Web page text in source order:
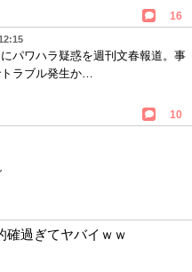
16
パワハラ疑惑を週刊文春報道。事
ラブル発生か…
10
確過ぎてヤバイｗｗ